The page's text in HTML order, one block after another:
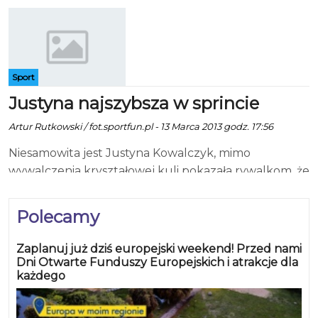
Polecamy
Zaplanuj już dziś europejski weekend! Przed nami
Dni Otwarte Funduszy Europejskich i atrakcje dla
każdego
Sport
Justyna najszybsza w sprincie
Artur Rutkowski / fot.sportfun.pl - 13 Marca 2013 godz. 17:56
Niesamowita jest Justyna Kowalczyk, mimo
wywalczenia kryształowej kuli pokazała rywalkom, że
norweskim Drammen ponownie wygrała. To jej
dwudzieste siódme pucharowe zwycięstwo w
karierze. W finale Justyna Kowalczyk do końca
walczyła o sukces z Heidi Weng. Norweżka nie była
jednak w stanie wygrać z Polką.Polka jeszcze przed
startem zapewniła sobie triumf w klasyfikacji
generalnej, bo na starcie zabrakło Therese Johaug.